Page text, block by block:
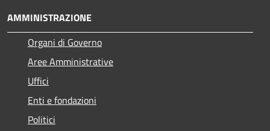
AMMINISTRAZIONE
Organi di Governo
Aree Amministrative
Uffici
Enti e fondazioni
Politici